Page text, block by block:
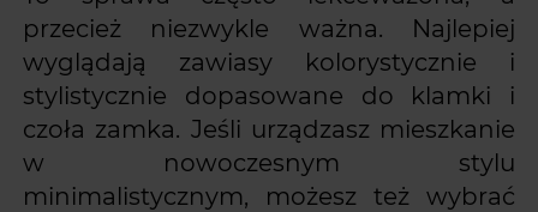
przecież niezwykle ważna. Najlepiej
wyglądają zawiasy kolorystycznie i
stylistycznie dopasowane do klamki i
czoła zamka. Jeśli urządzasz mieszkanie
w nowoczesnym stylu
minimalistycznym, możesz też wybrać